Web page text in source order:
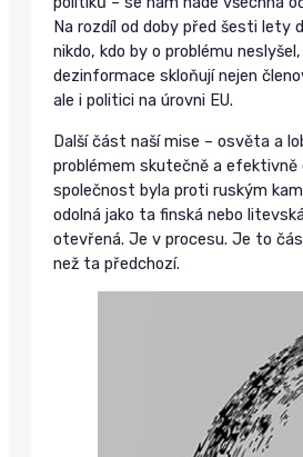
Na rozdíl od doby před šesti lety
nikdo, kdo by o problému
dezinformace skloňují nejen
ale i politici na úrovni EU.
Další část naší mise – osvěta a
problémem skutečně a efektivně
společnost byla proti ruským
odolná jako ta finská nebo
otevřená. Je v procesu. Je to
než ta předchozí.